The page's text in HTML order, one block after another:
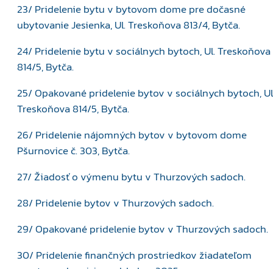
23/ Pridelenie bytu v bytovom dome pre dočasné
ubytovanie Jesienka, Ul. Treskoňova 813/4, Bytča.
24/ Pridelenie bytu v sociálnych bytoch, Ul. Treskoňova
814/5, Bytča.
25/ Opakované pridelenie bytov v sociálnych bytoch,
Treskoňova 814/5, Bytča.
26/ Pridelenie nájomných bytov v bytovom dome
Pšurnovice č. 303, Bytča.
27/ Žiadosť o výmenu bytu v Thurzových sadoch.
28/ Pridelenie bytov v Thurzových sadoch.
29/ Opakované pridelenie bytov v Thurzových sadoch.
30/ Pridelenie finančných prostriedkov žiadateľom